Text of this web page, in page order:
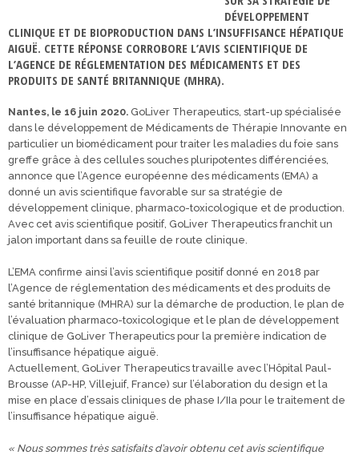
DÉVELOPPEMENT
CLINIQUE ET DE BIOPRODUCTION DANS L’INSUFFISANCE HÉPATIQUE
AIGUË. CETTE RÉPONSE CORROBORE L’AVIS SCIENTIFIQUE DE
L’AGENCE DE RÉGLEMENTATION DES MÉDICAMENTS ET DES
PRODUITS DE SANTÉ BRITANNIQUE (MHRA).
Nantes, le 16 juin 2020. GoLiver Therapeutics, start-up spécialisée
dans le développement de Médicaments de Thérapie Innovante en
particulier un biomédicament pour traiter les maladies du foie sans
greffe grâce à des cellules souches pluripotentes différenciées,
annonce que l’Agence européenne des médicaments (EMA) a
donné un avis scientifique favorable sur sa stratégie de
développement clinique, pharmaco-toxicologique et de production.
Avec cet avis scientifique positif, GoLiver Therapeutics franchit un
jalon important dans sa feuille de route clinique.
L’EMA confirme ainsi l’avis scientifique positif donné en 2018 par
l’Agence de réglementation des médicaments et des produits de
santé britannique (MHRA) sur la démarche de production, le plan de
l’évaluation pharmaco-toxicologique et le plan de développement
clinique de GoLiver Therapeutics pour la première indication de
l’insuffisance hépatique aiguë.
Actuellement, GoLiver Therapeutics travaille avec l’Hôpital Paul-
Brousse (AP-HP, Villejuif, France) sur l’élaboration du design et la
mise en place d’essais cliniques de phase I/IIa pour le traitement de
l’insuffisance hépatique aiguë.
« Nous sommes très satisfaits d’avoir obtenu cet avis scientifique